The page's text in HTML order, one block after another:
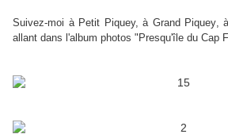
Suivez-moi à Petit Piquey, à Grand Piquey,
allant dans l'album photos "Presqu'île du Cap